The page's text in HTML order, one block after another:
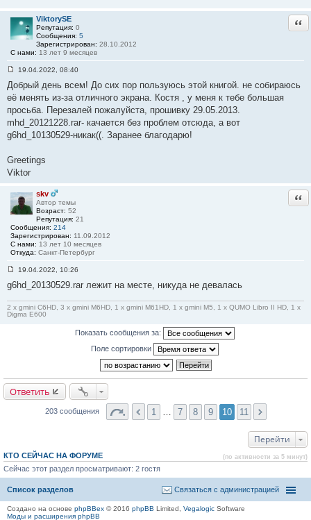
щ
е
и
е
9
8
ViktorySE
Репутация: 0
Сообщения: 5
Зарегистрирован: 28.10.2012
С нами: 13 лет 9 месяцев
о
б
щ
е
н
и
1
9
9
19.04.2022, 08:40
Добрый день всем! До сих пор пользуюсь этой книгой. не собираюсь
её менять из-за отличного экрана. Костя , у меня к тебе большая
просьба. Перезалей пожалуйста, прошивку 29.05.2013.
mhd_20121228.rar- качается без проблем отсюда, а вот
g6hd_10130529-никак((. Заранее благодарю!
Greetings
Viktor
skv
Автор темы
Возраст: 52
Репутация: 21
Сообщения: 214
Зарегистрирован: 11.09.2012
С нами: 13 лет 10 месяцев
Откуда: Санкт-Петербург
о
б
щ
е
19.04.2022, 10:26
g6hd_20130529.rar лежит на месте, никуда не девалась
2 x gmini C6HD, 3 x gmini M6HD, 1 x gmini M61HD, 1 x gmini M5, 1 x QUMO Libro II HD, 1 x
Digma E600
Показать сообщения за:
Поле сортировки
Ответить
203 сообщения 1 7 8 9 10 11
Перейти
КТО СЕЙЧАС НА ФОРУМЕ (по активности за 5 минут)
Сейчас этот раздел просматривают: 2 гостя
Список разделов Связаться с администрацией
Создано на основе phpBBex © 2016 phpBB Limited, Vegalogic Software
Моды и расширения phpBB